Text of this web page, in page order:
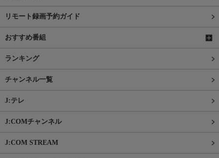
リモート録画予約ガイド
おすすめ番組
ランキング
チャンネル一覧
J:テレ
J:COMチャンネル
J:COM STREAM